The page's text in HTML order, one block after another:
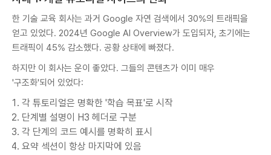
한 기술 교육 회사는 과거 Google 자연 검색에서 30%의 트래픽을
얻고 있었다. 2024년 Google AI Overview가 도입되자, 초기에는
트래픽이 45% 감소했다. 공황 상태에 빠졌다.
하지만 이 회사는 운이 좋았다. 그들의 콘텐츠가 이미 매우
'구조화'되어 있었다:
각 튜토리얼은 명확한 '학습 목표'로 시작
단계별 설명이 H3 헤더로 구분
각 단계의 코드 예시를 명확히 표시
요약 섹션이 항상 마지막에 있음